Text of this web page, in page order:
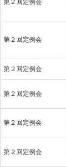
第２回定例会
第２回定例会
第２回定例会
第２回定例会
第２回定例会
第２回定例会